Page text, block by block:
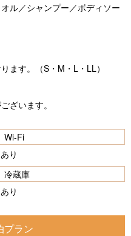
ル／シャンプー／ボディソー
ます。（S・M・L・LL）
ざいます。
Wi-Fi
あり
冷蔵庫
あり
プラン